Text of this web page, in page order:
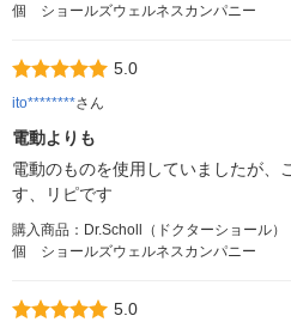
個 ショールズウェルネスカンパニー
5.0
ito********さん
電動よりも
電動のものを使用していましたが、
す、リピです
購入商品：Dr.Scholl（ドクターショー
個 ショールズウェルネスカンパニー
5.0